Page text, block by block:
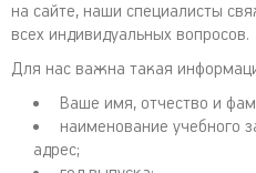
на сайте, наши специалисты
всех индивидуальных вопросов.
Для нас важна такая
Ваше имя, отчество и
наименование учебного
адрес;